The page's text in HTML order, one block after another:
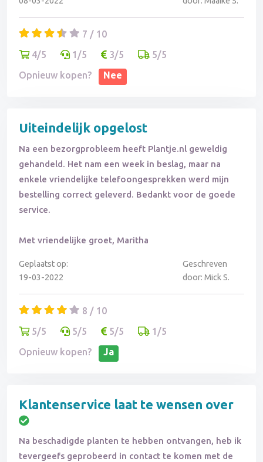
7 / 10
4/5
1/5 3/5
5/5
Opnieuw kopen?
Nee
Uiteindelijk opgelost
Na een bezorgprobleem heeft Plantje.nl geweldig
gehandeld. Het nam een week in beslag, maar na
enkele vriendelijke telefoongesprekken werd mijn
bestelling correct geleverd. Bedankt voor de goede
service.
Met vriendelijke groet, Maritha
Geplaatst op:
19-03-2022
Geschreven
door: Mick S.
8 / 10
5/5
5/5 5/5
1/5
Opnieuw kopen?
Ja
Klantenservice laat te wensen over
Na beschadigde planten te hebben ontvangen, heb ik
tevergeefs geprobeerd in contact te komen met de